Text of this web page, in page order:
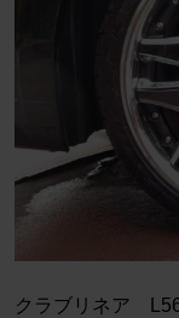
クラブリネア